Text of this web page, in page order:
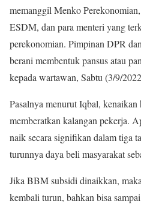
memanggil Menko
ESDM, dan para menteri yang
perekonomian. Pimpinan DPR
berani membentuk pansus atau
kepada wartawan, Sabtu (3/9/
Pasalnya menurut Iqbal,
memberatkan kalangan pekerja.
naik secara signifikan dalam tiga
turunnya daya beli masyarakat
Jika BBM subsidi dinaikkan,
kembali turun, bahkan bisa